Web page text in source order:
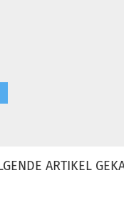
ARTIKEL